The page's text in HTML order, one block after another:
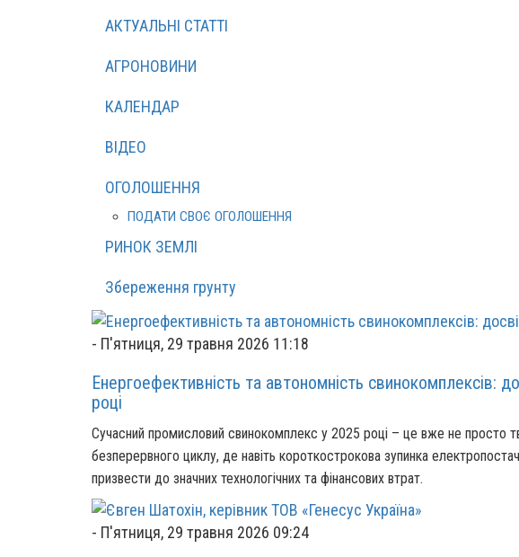
АКТУАЛЬНІ СТАТТІ
АГРОНОВИНИ
КАЛЕНДАР
ВІДЕО
ОГОЛОШЕННЯ
ПОДАТИ СВОЄ ОГОЛОШЕННЯ
РИНОК ЗЕМЛІ
Збереження грунту
- П'ятниця, 29 травня 2026 11:18
Енергоефективність та автономність свинокомплексів:
році
Сучасний промисловий свинокомплекс у 2025 році – це вже не просто
безперервного циклу, де навіть короткострокова зупинка
призвести до значних технологічних та фінансових втрат.
- П'ятниця, 29 травня 2026 09:24